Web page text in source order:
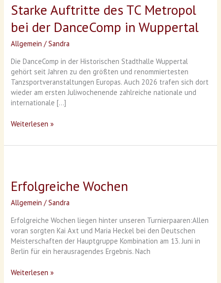
Starke Auftritte des TC Metropol
bei der DanceComp in Wuppertal
Allgemein /Sandra
Die DanceComp in der Historischen Stadthalle Wuppertal
gehört seit Jahren zu den größten und renommiertesten
Tanzsportveranstaltungen Europas. Auch 2026 trafen sich dort
wieder am ersten Juliwochenende zahlreiche nationale und
internationale […]
Starke
Auftritte
des
Metropol
bei
der
DanceComp
Wuppertal
Weiterlesen »
Erfolgreiche Wochen
Allgemein /Sandra
Erfolgreiche Wochen liegen hinter unseren Turnierpaaren:Allen
voran sorgten Kai Axt und Maria Heckel bei den Deutschen
Meisterschaften der Hauptgruppe Kombination am 13. Juni in
Berlin für ein herausragendes Ergebnis. Nach
Weiterlesen »